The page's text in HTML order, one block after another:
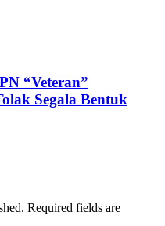
“Veteran”
Segala Bentuk
Required fields are